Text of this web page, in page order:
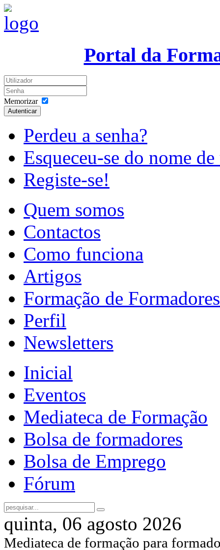
Portal da
Memorizar
Autenticar
Perdeu a senha?
Esqueceu-se do nome
Registe-se!
Quem somos
Contactos
Como funciona
Artigos
Formação de Formadores
Perfil
Newsletters
Inicial
Eventos
Mediateca de Formação
Bolsa de formadores
Bolsa de Emprego
Fórum
quinta, 06 agosto 2026
Mediateca de formação para